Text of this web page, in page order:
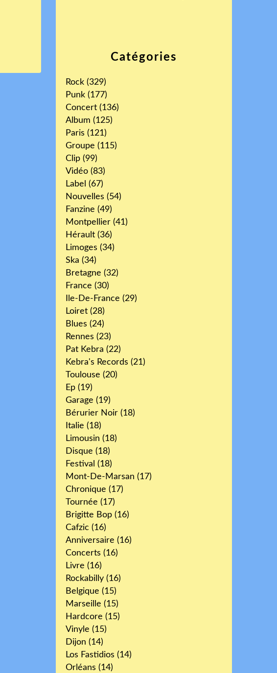
Catégories
Rock (329)
Punk (177)
Concert (136)
Album (125)
Paris (121)
Groupe (115)
Clip (99)
Vidéo (83)
Label (67)
Nouvelles (54)
Fanzine (49)
Montpellier (41)
Hérault (36)
Limoges (34)
Ska (34)
Bretagne (32)
France (30)
Ile-De-France (29)
Loiret (28)
Blues (24)
Rennes (23)
Pat Kebra (22)
Kebra's Records (21)
Toulouse (20)
Ep (19)
Garage (19)
Bérurier Noir (18)
Italie (18)
Limousin (18)
Disque (18)
Festival (18)
Mont-De-Marsan (17)
Chronique (17)
Tournée (17)
Brigitte Bop (16)
Cafzic (16)
Anniversaire (16)
Concerts (16)
Livre (16)
Rockabilly (16)
Belgique (15)
Marseille (15)
Hardcore (15)
Vinyle (15)
Dijon (14)
Los Fastidios (14)
Orléans (14)